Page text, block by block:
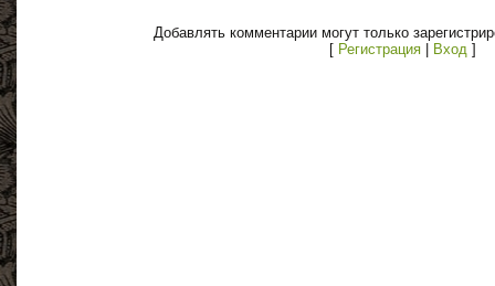
Добавлять комментарии могут только
[ Регистрация Вход ]